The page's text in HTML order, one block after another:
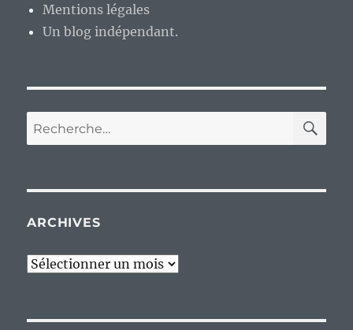
Mentions légales
Un blog indépendant.
Recherche
pour :
ARCHIVES
Archives